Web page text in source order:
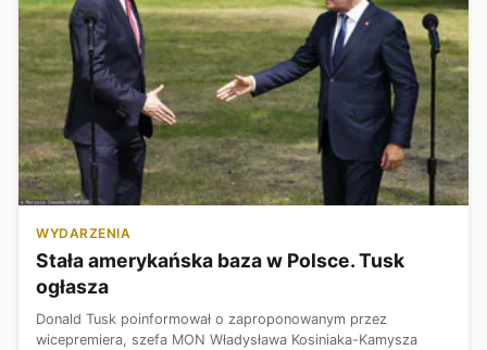
WYDARZENIA
Stała amerykańska baza w Polsce. Tusk
ogłasza
Donald Tusk poinformował o zaproponowanym przez
wicepremiera, szefa MON Władysława Kosiniaka-Kamysza